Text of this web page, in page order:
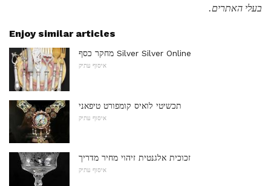
בעלי האתרים.
Enjoy similar articles
מחקר כסף Silver Silver Online
איסוף עתיק
תכשיטי לואיס קומפורט טיפאני
איסוף עתיק
זכוכית אלגנטית זיהוי מחיר מדריך
איסוף עתיק